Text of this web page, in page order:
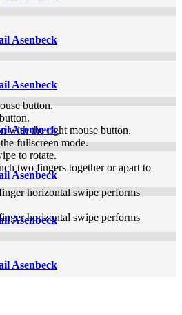
button.
with the right mouse button.
fullscreen mode.
to rotate.
two fingers together or apart to
horizontal swipe performs
horizontal swipe performs
Asenbeck
Asenbeck
Asenbeck
Asenbeck
Asenbeck
Asenbeck